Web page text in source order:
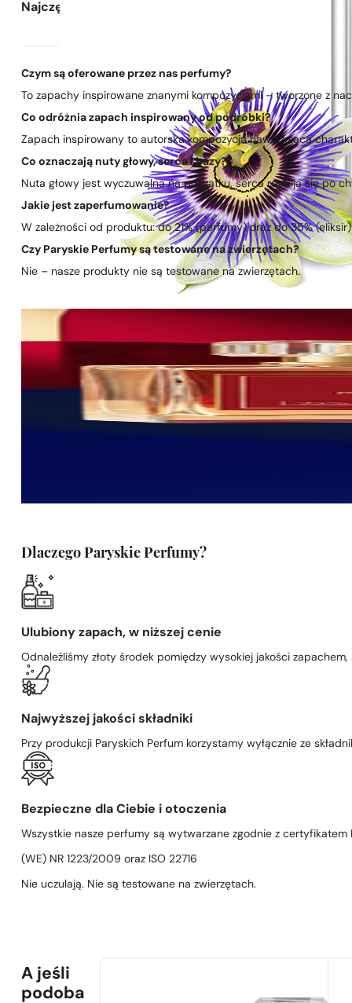
Najczęściej zadawane pytania
Czym są oferowane przez nas perfumy?
To zapachy inspirowane znanymi kompozycjami – tworzone z
Co odróżnia zapach inspirowany od podróbki?
Zapach inspirowany to autorska kompozycja nawiązująca
Co oznaczają nuty głowy, serca i bazy?
Nuta głowy jest wyczuwalna na początku, serca rozwija się po
Jakie jest zaperfumowanie?
W zależności od produktu: do 21% (perfumy) oraz do 35%
Czy Paryskie Perfumy są testowane na zwierzętach?
Nie – nasze produkty nie są testowane na zwierzętach.
Dlaczego Paryskie Perfumy?
Ulubiony zapach, w niższej cenie
Odnaleźliśmy złoty środek pomiędzy wysokiej jakości
Najwyższej jakości składniki
Przy produkcji Paryskich Perfum korzystamy wyłącznie ze
Bezpieczne dla Ciebie i otoczenia
Wszystkie nasze perfumy są wytwarzane zgodnie z certyfikatem
(WE) NR 1223/2009 oraz ISO 22716
Nie uczulają. Nie są testowane na zwierzętach.
A jeśli
podoba